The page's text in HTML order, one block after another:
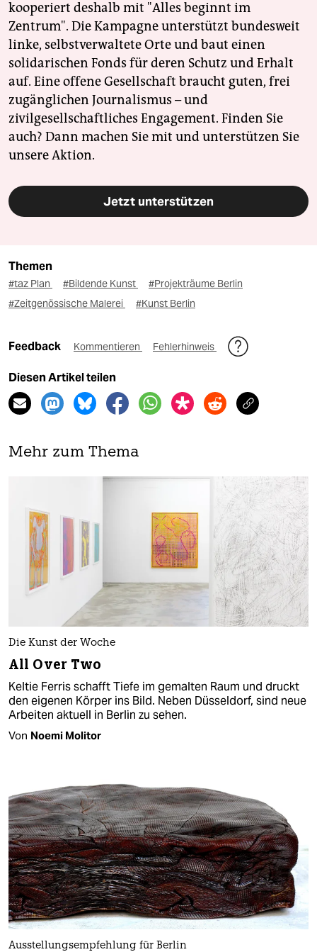
kooperiert deshalb mit "Alles beginnt im
Zentrum". Die Kampagne unterstützt bundesweit
linke, selbstverwaltete Orte und baut einen
solidarischen Fonds für deren Schutz und Erhalt
auf. Eine offene Gesellschaft braucht guten, frei
zugänglichen Journalismus – und
zivilgesellschaftliches Engagement. Finden Sie
auch? Dann machen Sie mit und unterstützen Sie
unsere Aktion.
Jetzt unterstützen
Themen
#taz Plan #Bildende Kunst
#Projekträume Berlin
#Zeitgenössische Malerei
#Kunst Berlin
Feedback Kommentieren Fehlerhinweis
Diesen Artikel teilen
Mehr zum Thema
Die Kunst der Woche
All Over Two
Keltie Ferris schafft Tiefe im gemalten Raum und druckt
den eigenen Körper ins Bild. Neben Düsseldorf, sind neue
Arbeiten aktuell in Berlin zu sehen.
Von Noemi Molitor
Ausstellungsempfehlung für Berlin